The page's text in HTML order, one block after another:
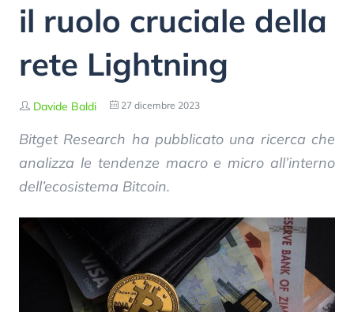
il ruolo cruciale della
rete Lightning
Davide Baldi 27 dicembre 2023
Bitget Research ha pubblicato una ricerca che
analizza le tendenze macro e micro all’interno
dell’ecosistema Bitcoin.